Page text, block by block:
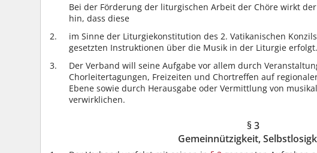
Bei der Förderung der liturgischen Arbeit der Chöre wirkt
hin, dass diese
im Sinne der Liturgiekonstitution des 2. Vatikanischen
gesetzten Instruktionen über die Musik in der Liturgie erfolgt.
Der Verband will seine Aufgabe vor allem durch
Chorleitertagungen, Freizeiten und Chortreffen auf
Ebene sowie durch Herausgabe oder Vermittlung von
verwirklichen.
§ 3
Gemeinnützigkeit,